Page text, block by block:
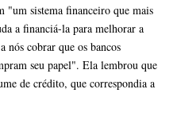
"um sistema financeiro que mais
a financiá-la para melhorar a
nós cobrar que os bancos
seu papel". Ela lembrou que
de crédito, que correspondia a